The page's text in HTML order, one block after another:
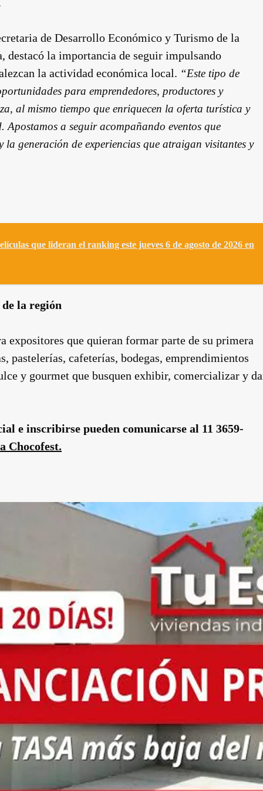
de Desarrollo Económico y Turismo de la
destacó la importancia de seguir impulsando
la actividad económica local. “Este tipo de
para emprendedores, productores y
al mismo tiempo que enriquecen la oferta turística y
a seguir acompañando eventos que
generación de experiencias que atraigan visitantes y
que lideran el ranking este jueves 6 de agosto de 2026 en
la región
expositores que quieran formar parte de su primera
pastelerías, cafeterías, bodegas, emprendimientos
y gourmet que busquen exhibir, comercializar y
e inscribirse pueden comunicarse al 11 3659-
Chocofest.